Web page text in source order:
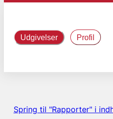
Udgivelser Profil
Spring til "Rapporter" i